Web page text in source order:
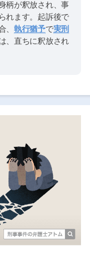
柄が釈放され、事
れます。起訴後で
、執行猶予で実刑
、直ちに釈放され